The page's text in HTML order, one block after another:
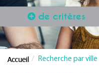
de critères
Recherche par ville